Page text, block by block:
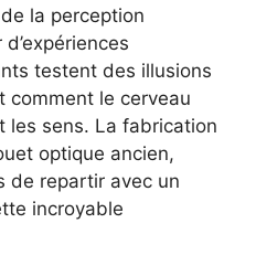
la perception
testent des illusions
comment le cerveau
les sens. La fabrication
optique ancien,
de repartir avec un
incroyable